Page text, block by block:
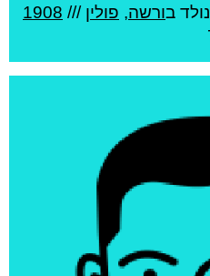
נולד בורשה, פולין ///
1908